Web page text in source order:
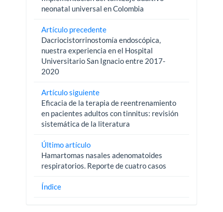
neonatal universal en Colombia
Artículo precedente
Dacriocistorrinostomía endoscópica,
nuestra experiencia en el Hospital
Universitario San Ignacio entre 2017-
2020
Artículo siguiente
Eficacia de la terapia de reentrenamiento
en pacientes adultos con tinnitus: revisión
sistemática de la literatura
Último artículo
Hamartomas nasales adenomatoides
respiratorios. Reporte de cuatro casos
Índice